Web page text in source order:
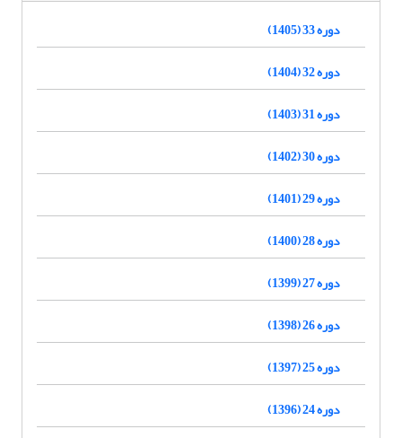
دوره 33 (1405)
دوره 32 (1404)
دوره 31 (1403)
دوره 30 (1402)
دوره 29 (1401)
دوره 28 (1400)
دوره 27 (1399)
دوره 26 (1398)
دوره 25 (1397)
دوره 24 (1396)